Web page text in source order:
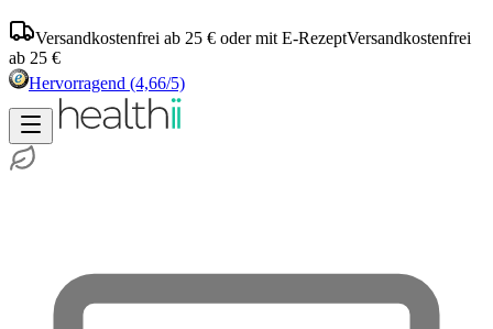
Versandkostenfrei ab 25 € oder mit E-RezeptVersandkostenfrei
ab 25 €
Hervorragend (4,66/5)